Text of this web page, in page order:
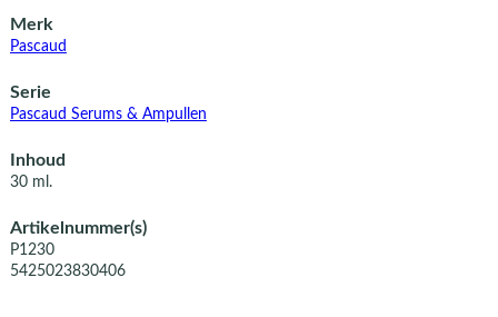
Merk
Pascaud
Serie
Pascaud Serums & Ampullen
Inhoud
30 ml.
Artikelnummer(s)
P1230
5425023830406